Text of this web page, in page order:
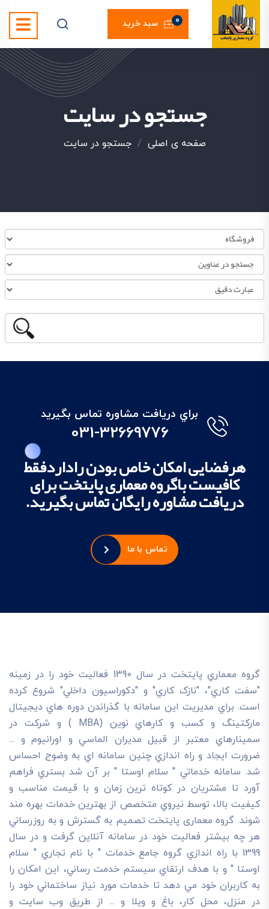
سبد خرید 0
جستجو در سایت
صفحه ی اصلی /جستجو در سایت
براي دريافت مشاوره تماس بگيريد
031-32669776
هرفضایی امکان خاص بودن راداردفقط
کافیست باگروه معماری پایتخت برای
دریافت مشاوره رایگان تماس بگیرید.
تماس با ما
گروه معماري پايتخت در سال 1390 فعاليت خود را در زمينه
"سفت کاري"، "نازک کاري" و "دکوراسيون داخلي" شروع کرده
است. براي مديريت اين سامانه با گذراندن دوره هاي ديجيتال
مارکتينگ و کسب و کارهاي نوين (MBA ) و شرکت در
سمينارهاي معتبر از قبيل مديران الماسي و اورانيوم و ...
ضرورت ايجاد و راه اندازي چنين سامانه اي به وضوح احساس
شد. سامانه خدماتي " سلام اوستا " بر آن شد بستري فراهم
آورد تا مشتريان در کوتاه ترين زمان و با قيمت مناسب و
کيفيت بالا، توسط نيروي متخصص از بهترين خدمات بهره مند
شوند. گروه معماری پایتخت تصميم به گسترش و به روزرساني
هر چه بيشتر فعاليت خود در سامانه آنلاين گرفت و در سال
1399 با راه اندازي گروه جامع خدمات " با نام تجاري " سلام
اوستا " و با هدف ارتقاي سيستم خدمت رساني، اين امکان را
به کاربران خود مي دهد تا خدمات مورد نياز ساختماني خود را
در منزل، محل کار، باغ و ويلا و ... از طريق وب سايت و